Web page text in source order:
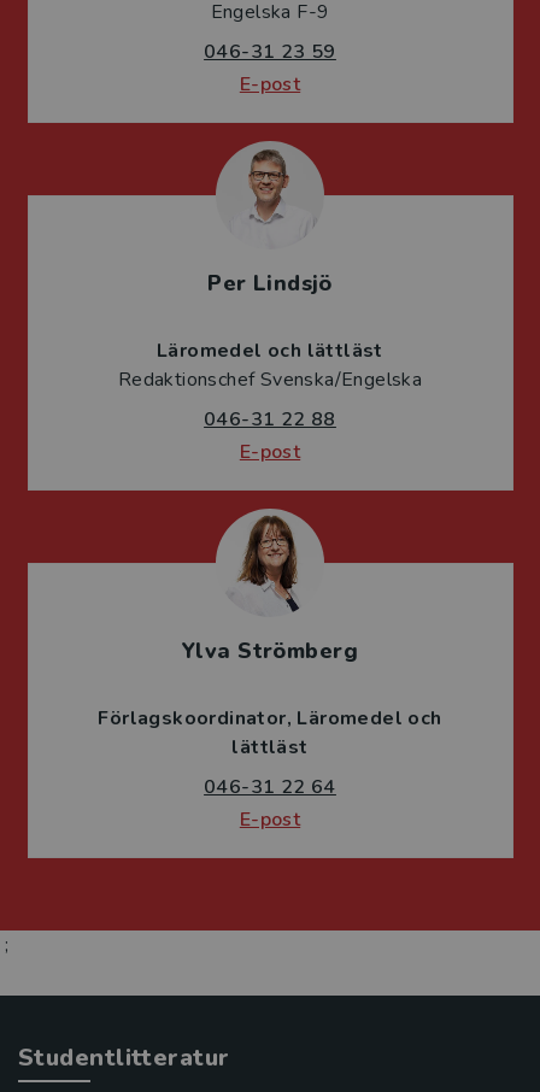
Engelska F-9
046-31 23 59
E-post
Per Lindsjö
Läromedel och lättläst
Redaktionschef Svenska/Engelska
046-31 22 88
E-post
Ylva Strömberg
Förlagskoordinator Läromedel och
lättläst
046-31 22 64
E-post
;
Studentlitteratur